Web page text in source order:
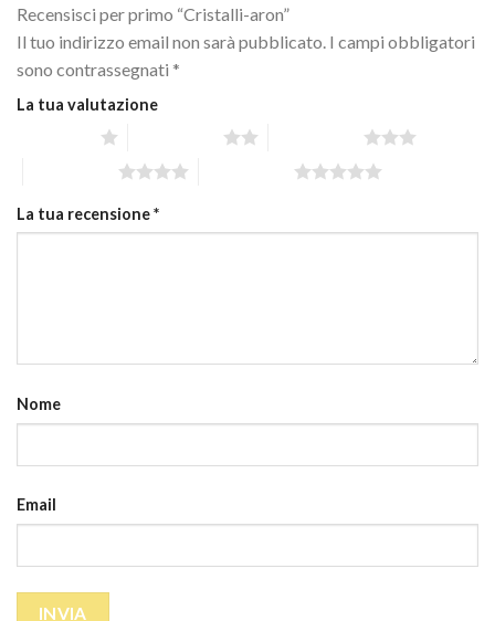
Recensisci per primo “Cristalli-aron”
Il tuo indirizzo email non sarà pubblicato. I campi obbligatori
sono contrassegnati *
La tua valutazione
La tua recensione*
Nome
Email